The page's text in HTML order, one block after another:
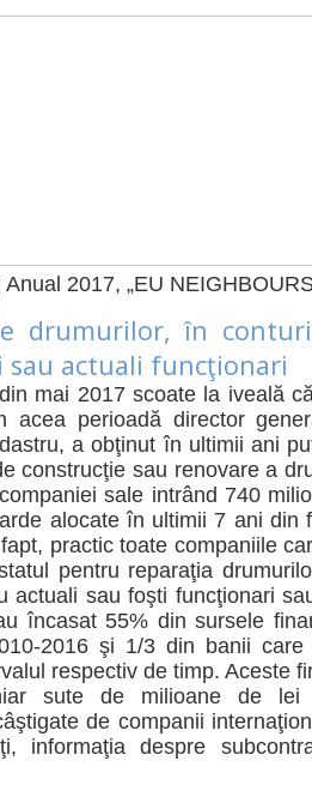
2017, „EU
drumurilor, în
actuali funcţionari
mai 2017 scoate la iveală
acea perioadă director
a obţinut în ultimii ani
construcţie sau renovare a
sale intrând 740
alocate în ultimii 7 ani din
practic toate companiile
pentru reparaţia
actuali sau foşti funcţionari
încasat 55% din sursele
2016 şi 1/3 din banii
respectiv de timp. Aceste
sute de milioane de lei
de companii
informaţia despre